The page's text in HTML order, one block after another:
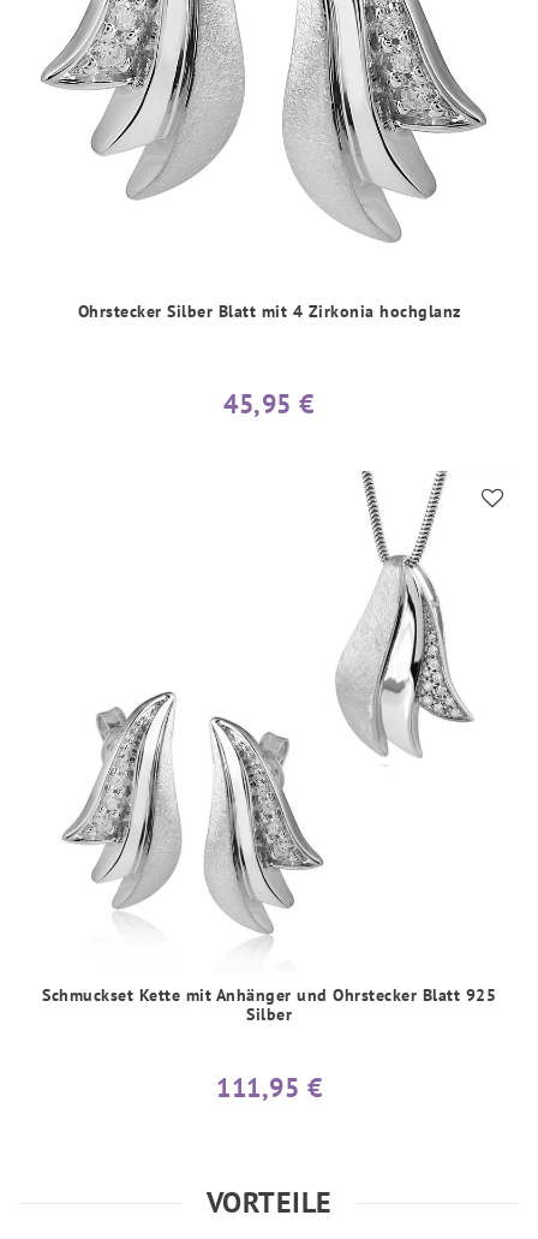
Ohrstecker Silber Blatt mit 4 Zirkonia hochglanz
45,95 €
Schmuckset Kette mit Anhänger und Ohrstecker Blatt 925
Silber
111,95 €
VORTEILE